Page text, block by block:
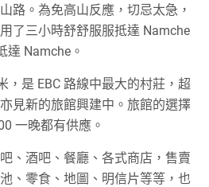
路。為免高山反應，切忌太急，
了三小時舒舒服服抵達 Namche
達 Namche。
，是 EBC 路線中最大的村莊，超
見新的旅館興建中。旅館的選擇
一晚都有供應。
、酒吧、餐廳、各式商店，售賣
、零食、地圖、明信片等等，也